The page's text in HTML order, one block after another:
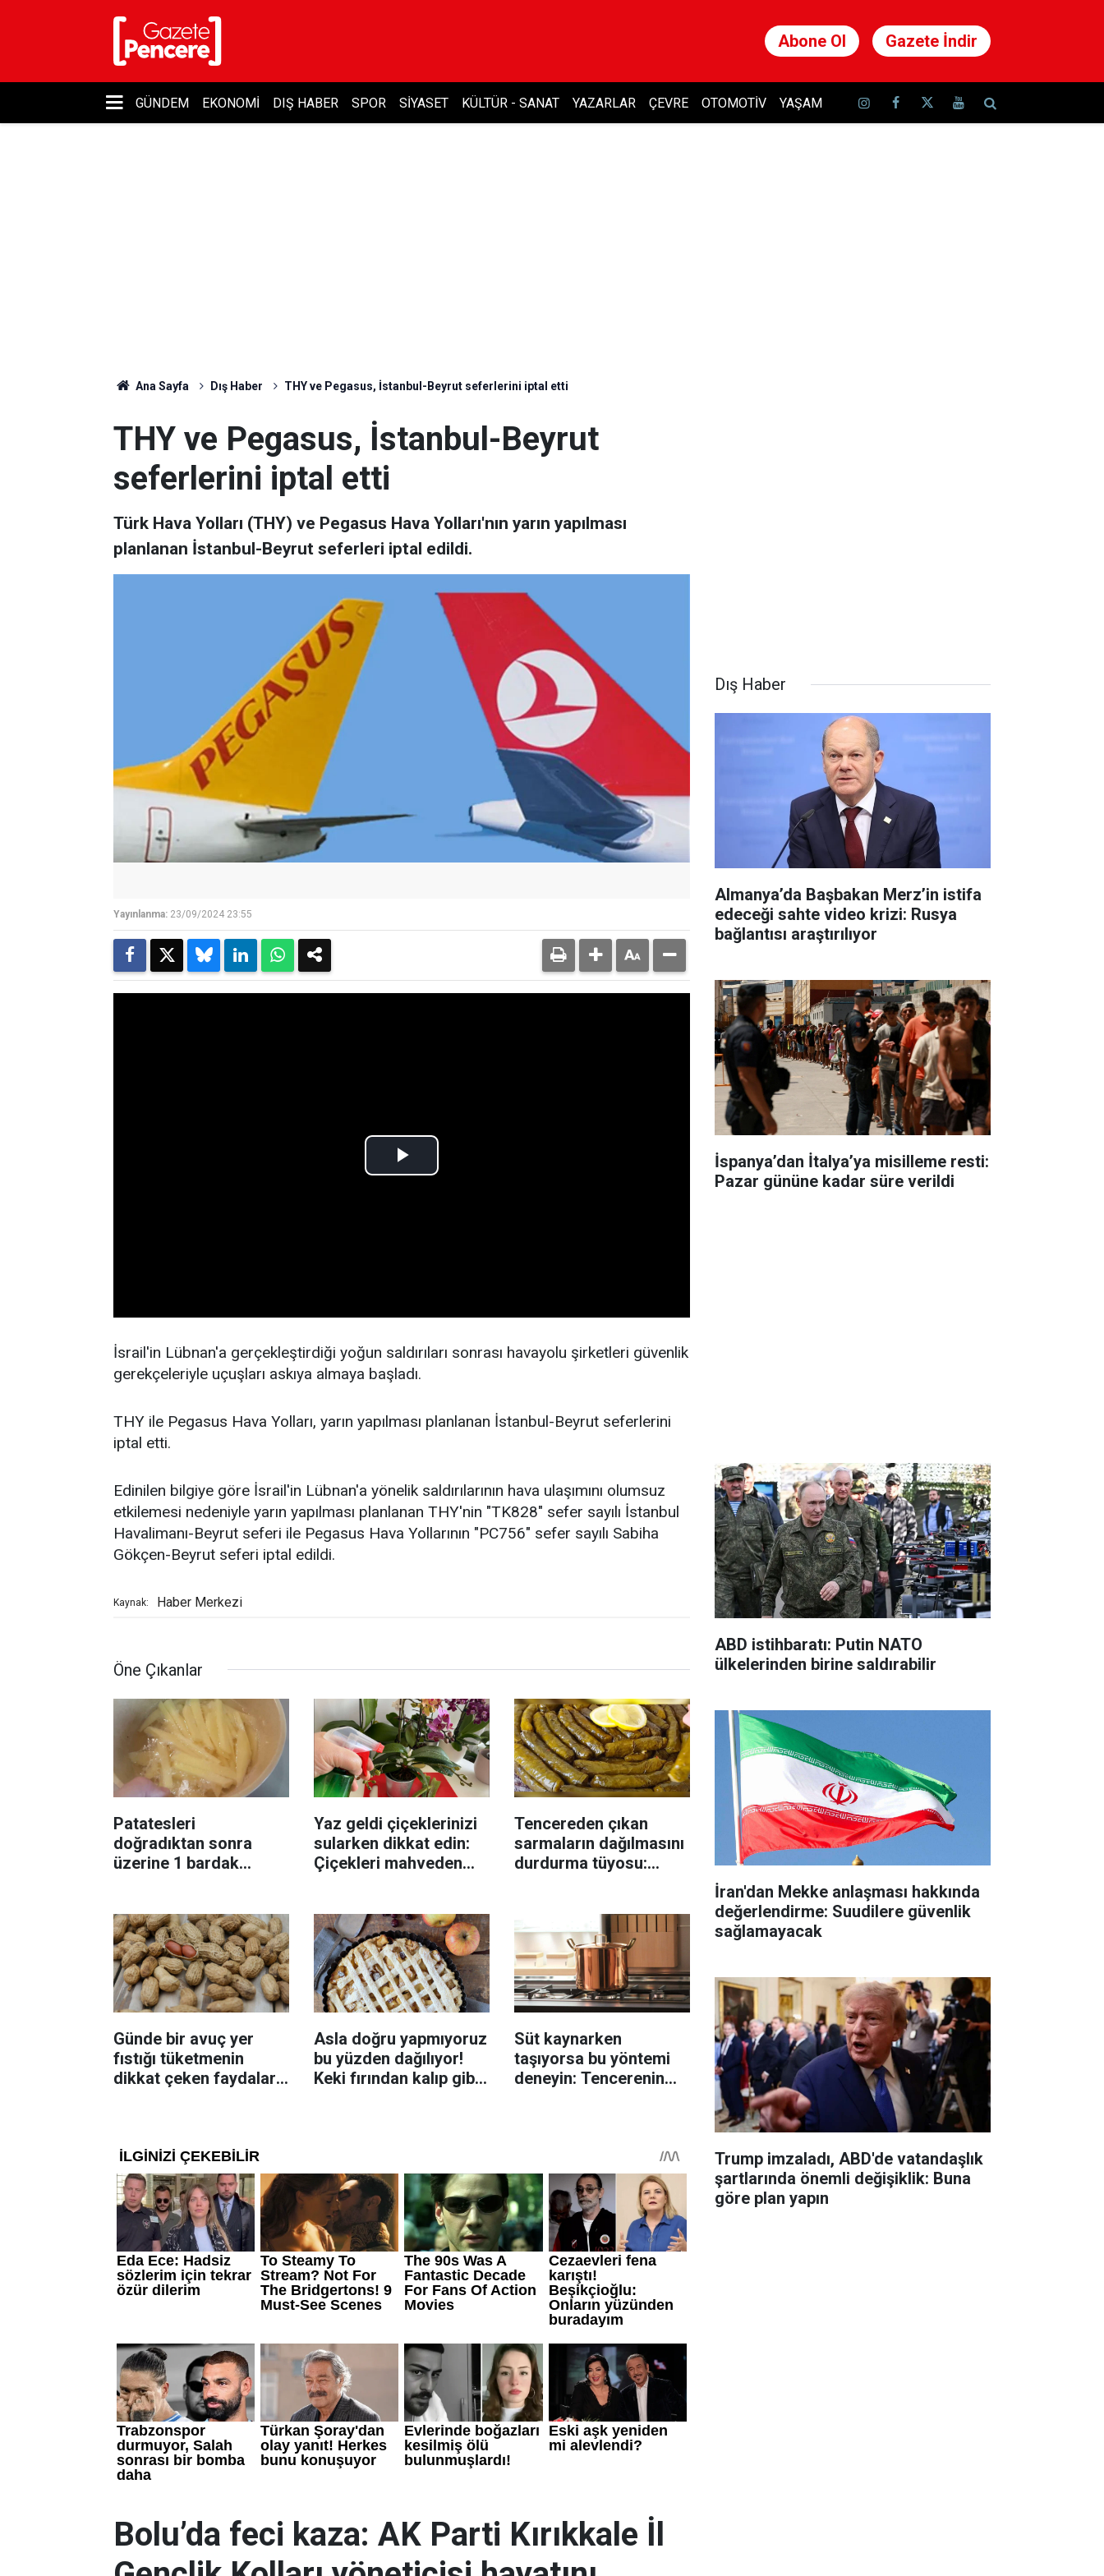
Abone Ol Gazete İndir
GÜNDEM EKONOMI DIŞ HABER SPOR SIYASET KÜLTÜR - SANAT YAZARLAR ÇEVRE OTOMOTIV YAŞAM
Ana Sayfa Dış Haber THY ve Pegasus, İstanbul-Beyrut seferlerini iptal etti
THY ve Pegasus, İstanbul-Beyrut
seferlerini iptal etti
Türk Hava Yolları (THY) ve Pegasus Hava Yolları'nın yarın yapılması
planlanan İstanbul-Beyrut seferleri iptal edildi.
Yayınlanma: 23/09/2024 23:55
İsrail'in Lübnan'a gerçekleştirdiği yoğun saldırıları sonrası havayolu şirketleri güvenlik
gerekçeleriyle uçuşları askıya almaya başladı.
THY ile Pegasus Hava Yolları, yarın yapılması planlanan İstanbul-Beyrut seferlerini
iptal etti.
Edinilen bilgiye göre İsrail'in Lübnan'a yönelik saldırılarının hava ulaşımını olumsuz
etkilemesi nedeniyle yarın yapılması planlanan THY'nin "TK828" sefer sayılı İstanbul
Havalimanı-Beyrut seferi ile Pegasus Hava Yollarının "PC756" sefer sayılı Sabiha
Gökçen-Beyrut seferi iptal edildi.
Kaynak: Haber Merkezi
Öne Çıkanlar
Patatesleri
doğradıktan sonra
üzerine 1 bardak
Yaz geldi çiçeklerinizi
sularken dikkat edin:
Çiçekleri mahveden
Tencereden çıkan
sarmaların dağılmasını
durdurma tüyosu:
Günde bir avuç yer
fıstığı tüketmenin
dikkat çeken faydaları:
Asla doğru yapmıyoruz
bu yüzden dağılıyor!
Keki fırından kalıp gibi
Süt kaynarken
taşıyorsa bu yöntemi
deneyin: Tencerenin
Dış Haber
Almanya’da Başbakan Merz’in istifa
edeceği sahte video krizi: Rusya
bağlantısı araştırılıyor
İspanya’dan İtalya’ya misilleme resti:
Pazar gününe kadar süre verildi
ABD istihbaratı: Putin NATO
ülkelerinden birine saldırabilir
İran'dan Mekke anlaşması hakkında
değerlendirme: Suudilere güvenlik
sağlamayacak
Trump imzaladı, ABD'de vatandaşlık
şartlarında önemli değişiklik: Buna
göre plan yapın
Bolu’da feci kaza: AK Parti Kırıkkale İl